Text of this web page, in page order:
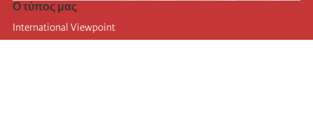
Ο τύπος μας
International Viewpoint